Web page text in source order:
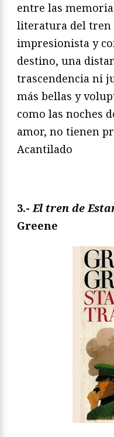
entre las
literatura del tren
impresionista y
destino, una
trascendencia ni
más bellas y
como las noches
amor, no tienen
Acantilado
3.-El tren de
Greene